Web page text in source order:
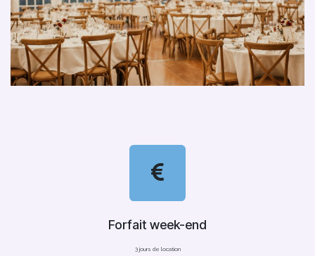
Forfait week-end
3 jours de location